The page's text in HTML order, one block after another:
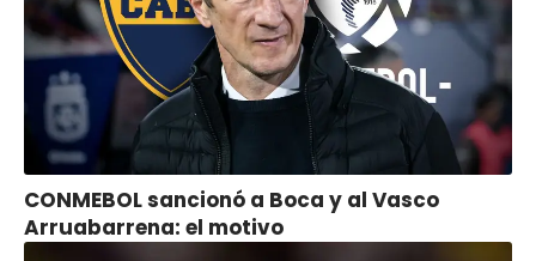
CONMEBOL sancionó a Boca y al Vasco
Arruabarrena: el motivo